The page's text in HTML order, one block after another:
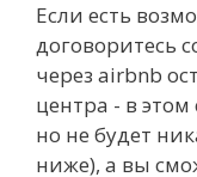
Если есть
договоритесь
через airbnb
центра - в
но не будет
ниже), а вы